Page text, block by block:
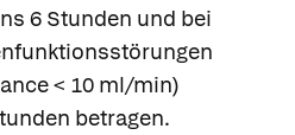
6 Stunden und bei
< 10 ml/min)
betragen.